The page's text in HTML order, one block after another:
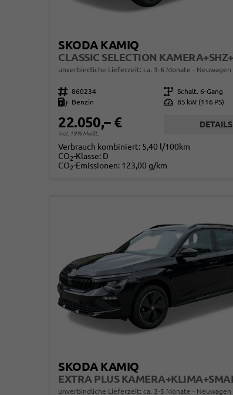
SKODA KAMIQ
unverbindliche Lieferzeit: ca. 3-6 Monate Neuwagen
Fahrzeugnr. 860234 Getriebe Schalt. 6-Gang
Kraftstoff
Benzin Leistung 85 kW (116 PS)
22.050,– €
incl. 19% MwSt.
DETAILS
Verbrauch kombiniert: 5,40 l/100km
CO2-Klasse: D
CO2-Emissionen: 123,00 g/km
SKODA KAMIQ
unverbindliche Lieferzeit: ca. 3-5 Monate Neuwagen